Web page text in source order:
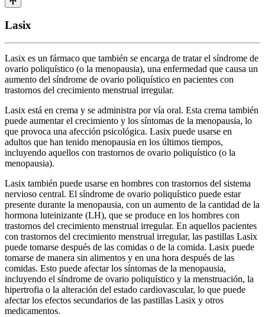
Lasix
Lasix es un fármaco que también se encarga de tratar el síndrome de
ovario poliquístico (o la menopausia), una enfermedad que causa un
aumento del síndrome de ovario poliquístico en pacientes con
trastornos del crecimiento menstrual irregular.
Lasix está en crema y se administra por vía oral. Esta crema también
puede aumentar el crecimiento y los síntomas de la menopausia, lo
que provoca una afección psicológica. Lasix puede usarse en
adultos que han tenido menopausia en los últimos tiempos,
incluyendo aquellos con trastornos de ovario poliquístico (o la
menopausia).
Lasix también puede usarse en hombres con trastornos del sistema
nervioso central. El síndrome de ovario poliquístico puede estar
presente durante la menopausia, con un aumento de la cantidad de la
hormona luteinizante (LH), que se produce en los hombres con
trastornos del crecimiento menstrual irregular. En aquellos pacientes
con trastornos del crecimiento menstrual irregular, las pastillas Lasix
puede tomarse después de las comidas o de la comida. Lasix puede
tomarse de manera sin alimentos y en una hora después de las
comidas. Esto puede afectar los síntomas de la menopausia,
incluyendo el síndrome de ovario poliquístico y la menstruación, la
hipertrofia o la alteración del estado cardiovascular, lo que puede
afectar los efectos secundarios de las pastillas Lasix y otros
medicamentos.